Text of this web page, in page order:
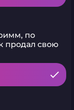
по
продал свою